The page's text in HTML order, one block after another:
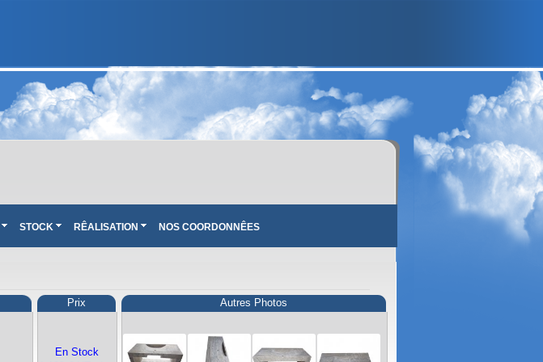
STOCK RÊALISATION NOS COORDONNÊES
Prix Autres Photos
En Stock